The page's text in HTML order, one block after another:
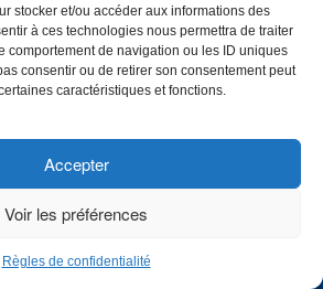
stocker et/ou accéder aux informations des
à ces technologies nous permettra de traiter
comportement de navigation ou les ID uniques
consentir ou de retirer son consentement peut
caractéristiques et fonctions.
Accepter
Voir les préférences
Règles de confidentialité
Est
2A2
Tous droits réservés.
CHOISISSEZ UN PROFIL